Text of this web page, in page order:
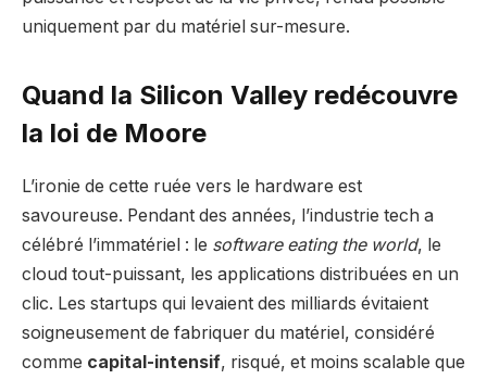
uniquement par du matériel sur-mesure.
Quand la Silicon Valley redécouvre
la loi de Moore
L’ironie de cette ruée vers le hardware est
savoureuse. Pendant des années, l’industrie tech a
célébré l’immatériel : le software eating the world, le
cloud tout-puissant, les applications distribuées en un
clic. Les startups qui levaient des milliards évitaient
soigneusement de fabriquer du matériel, considéré
comme capital-intensif, risqué, et moins scalable que